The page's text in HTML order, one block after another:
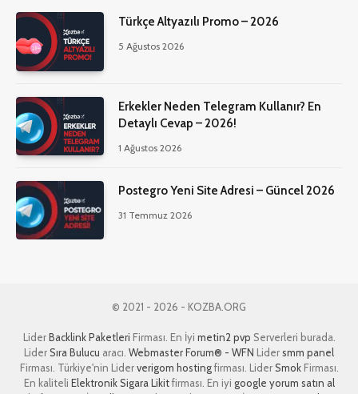
Türkçe Altyazılı Promo – 2026
5 Ağustos 2026
Erkekler Neden Telegram Kullanır? En
Detaylı Cevap – 2026!
1 Ağustos 2026
Postegro Yeni Site Adresi – Güncel 2026
31 Temmuz 2026
© 2021 - 2026 - KOZBA.ORG
LiderBacklink Paketleri Firması. En İyi metin2 pvp Serverleri burada.
LiderSıra Bulucu aracı. Webmaster Forum® - WFN Lidersmm panel
Firması. Türkiye'nin Liderverigom hostingfirması. LiderSmokFirması.
En kaliteli Elektronik Sigara Likitfirması. En iyi google yorum satın al